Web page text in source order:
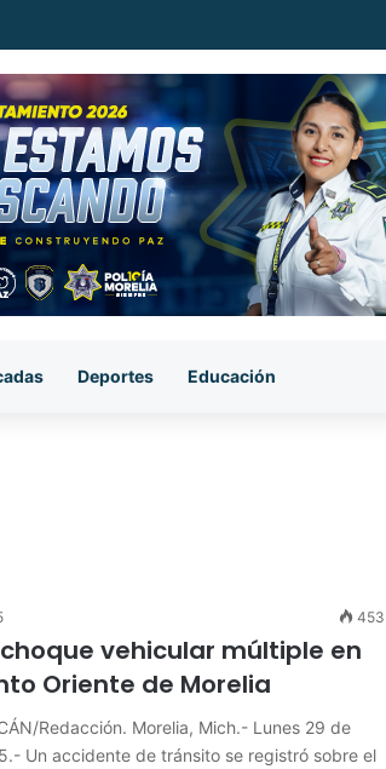
Deportes Educación
453
vehicular múltiple en
Oriente de Morelia
Redacción. Morelia, Mich.- Lunes 29 de
Un accidente de tránsito se registró sobre el